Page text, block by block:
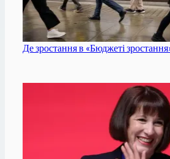
Де зростання в «Бюджеті